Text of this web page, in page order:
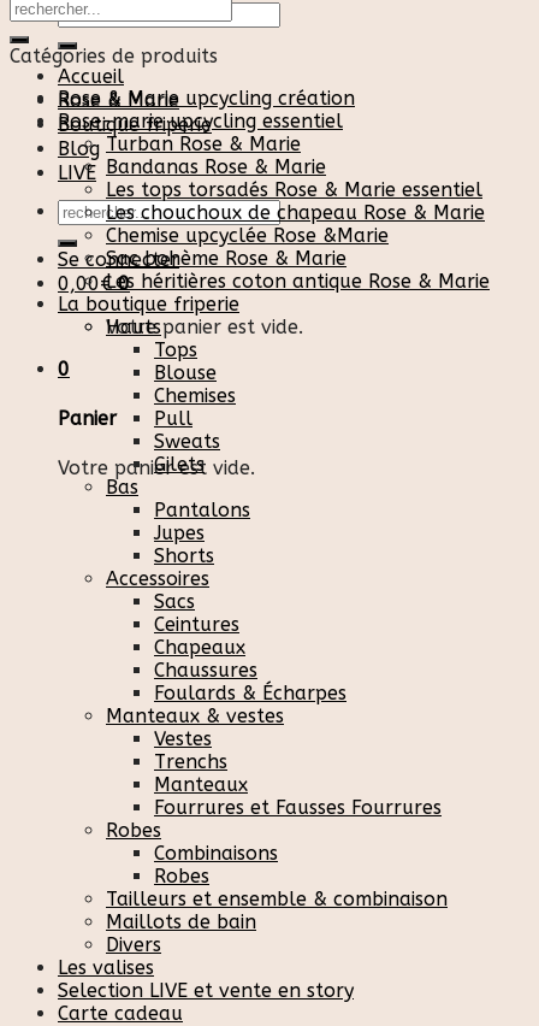
Recherche
pour :
Accueil
Rose & Marie
Boutique friperie
Blog
LIVE
Recherche
pour :
Se connecter
0,00€ 0
Votre panier est vide.
0
Panier
Votre panier est vide.
Catégories de produits
Rose & Marie upcycling création
Rose-marie upcycling essentiel
Turban Rose & Marie
Bandanas Rose & Marie
Les tops torsadés Rose & Marie essentiel
Les chouchoux de chapeau Rose & Marie
Chemise upcyclée Rose &Marie
Sac bohème Rose & Marie
Les héritières coton antique Rose & Marie
La boutique friperie
Hauts
Tops
Blouse
Chemises
Pull
Sweats
Gilets
Bas
Pantalons
Jupes
Shorts
Accessoires
Sacs
Ceintures
Chapeaux
Chaussures
Foulards & Écharpes
Manteaux & vestes
Vestes
Trenchs
Manteaux
Fourrures et Fausses Fourrures
Robes
Combinaisons
Robes
Tailleurs et ensemble & combinaison
Maillots de bain
Divers
Les valises
Selection LIVE et vente en story
Carte cadeau